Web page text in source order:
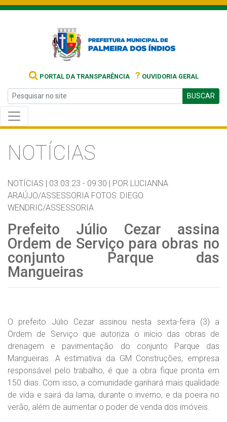
PORTAL DA TRANSPARÊNCIA ? OUVIDORIA GERAL
BUSCAR
NOTÍCIAS
NOTÍCIAS | 03.03.23 - 09:30 | POR LUCIANNA
ARAÚJO/ASSESSORIA FOTOS: DIEGO
WENDRIC/ASSESSORIA
Prefeito Júlio Cezar assina
Ordem de Serviço para obras no
conjunto Parque das
Mangueiras
O prefeito Júlio Cezar assinou nesta sexta-feira (3) a
Ordem de Serviço que autoriza o início das obras de
drenagem e pavimentação do conjunto Parque das
Mangueiras. A estimativa da GM Construções, empresa
responsável pelo trabalho, é que a obra fique pronta em
150 dias. Com isso, a comunidade ganhará mais qualidade
de vida e sairá da lama, durante o inverno, e da poeira no
verão, além de aumentar o poder de venda dos imóveis.